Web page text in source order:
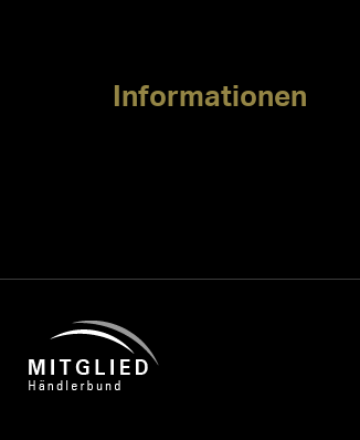
Informationen